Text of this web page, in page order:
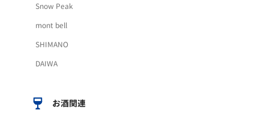
Snow Peak
mont bell
SHIMANO
DAIWA
お酒関連